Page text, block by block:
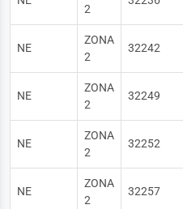
2
NE
ZONA
2
32242
NE
ZONA
2
32249
NE
ZONA
2
32252
NE
ZONA
2
32257